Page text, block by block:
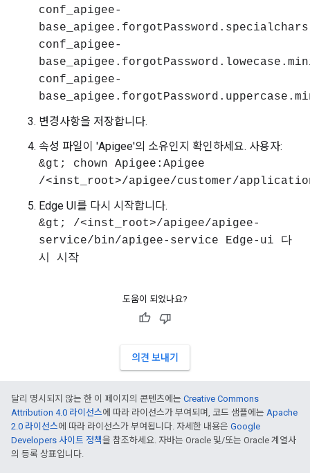
conf_apigee-
conf_apigee-
conf_apigee-
변경사항을 저장합니다.
속성 파일이 'Apigee'의 소유인지 확인하세요. 사용자:
&gt; chown Apigee:Apigee
/<inst_root>/apigee/customer/
Edge UI를 다시 시작합니다.
&gt; /<inst_root>/apigee/apigee-
service/bin/apigee-service Edge-ui 다
시 시작
도움이 되었나요?
의견 보내기
달리 명시되지 않는 한 이 페이지의 콘텐츠에는 Creative Commons
Attribution 4.0 라이선스에 따라 라이선스가 부여되며, 코드 샘플에는 Apache
2.0 라이선스에 따라 라이선스가 부여됩니다. 자세한 내용은 Google
Developers 사이트 정책을 참조하세요. 자바는 Oracle 및/또는 Oracle 계열사
의 등록 상표입니다.